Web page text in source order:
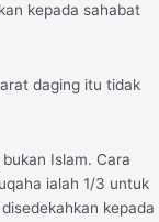
kepada sahabat
daging itu tidak
Islam. Cara
ialah 1/3 untuk
kepada